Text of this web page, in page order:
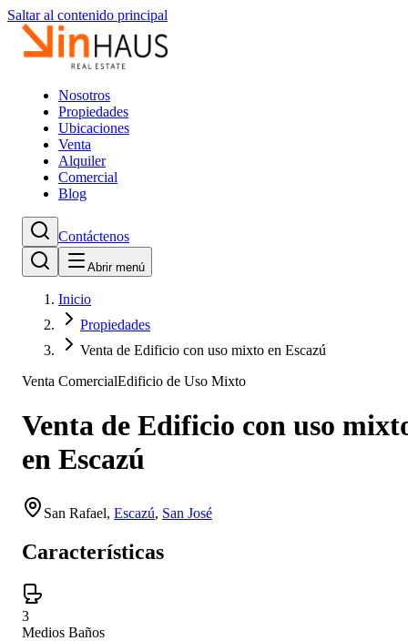
Saltar al contenido principal
Nosotros
Propiedades
Ubicaciones
Venta
Alquiler
Comercial
Blog
Contáctenos
Abrir menú
Inicio
Propiedades
Venta de Edificio con uso mixto en Escazú
Venta ComercialEdificio de Uso Mixto
Venta de Edificio con uso
en Escazú
San Rafael, Escazú, San José
Características
3
Medios Baños